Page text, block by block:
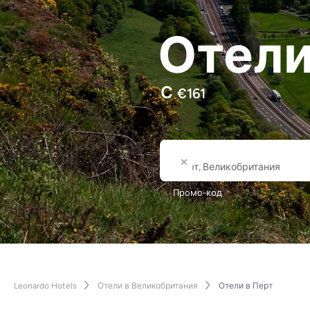
С€161
Название города или
Промо-код
Leonardo Hotels Отели в Великобритания Отели в Перт